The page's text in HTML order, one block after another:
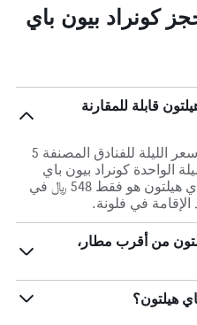
كونراد بيون باي
قابلة للمقارنة
هناك فرق يبلغ 45% في متوسط ​​سعر الليلة للفنادق المصنفة 5
الواحدة كونراد بيون باي
هيلتون. السعر في كونراد بيون باي هيلتون هو فقط 548 ﷼ في
الإقامة في فلونة.
من أقرب مطار،
هيلتون؟